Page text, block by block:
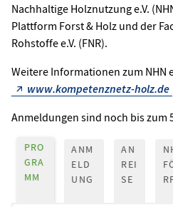
Nachhaltige Holznutzung e.V.
Plattform Forst & Holz und der
Rohstoffe e.V. (FNR).
Weitere Informationen zum NHN
www.kompetenznetz-holz.de
Anmeldungen sind noch bis zum
PRO
GRA
MM
ANM
ELD
UNG
AN
REI
SE